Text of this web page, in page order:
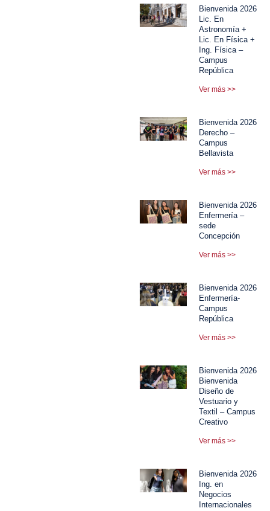
Bienvenida 2026
Lic. En
Astronomía +
Lic. En Física +
Ing. Física –
Campus
República
Ver más >>
Bienvenida 2026
Derecho –
Campus
Bellavista
Ver más >>
Bienvenida 2026
Enfermería –
sede
Concepción
Ver más >>
Bienvenida 2026
Enfermería-
Campus
República
Ver más >>
Bienvenida 2026
Bienvenida
Diseño de
Vestuario y
Textil – Campus
Creativo
Ver más >>
Bienvenida 2026
Ing. en
Negocios
Internacionales